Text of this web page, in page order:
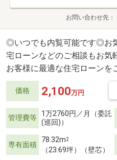
お問い合わせ先
◎いつでも内覧可能です◎お
宅ローンなどのご相談もお気
お客様に最適な住宅ローンを
価格 2,100万円
管理費等 1万2760円／月（委託
(巡回)）
専有面積
78.32m2
（23.69坪）（壁芯）